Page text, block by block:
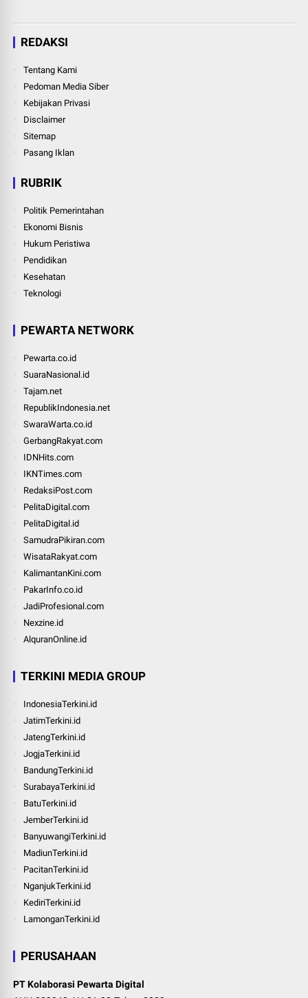
REDAKSI
Tentang Kami
Pedoman Media Siber
Kebijakan Privasi
Disclaimer
Sitemap
Pasang Iklan
RUBRIK
Politik Pemerintahan
Ekonomi Bisnis
Hukum Peristiwa
Pendidikan
Kesehatan
Teknologi
PEWARTA NETWORK
Pewarta.co.id
SuaraNasional.id
Tajam.net
RepublikIndonesia.net
SwaraWarta.co.id
GerbangRakyat.com
IDNHits.com
IKNTimes.com
RedaksiPost.com
PelitaDigital.com
PelitaDigital.id
SamudraPikiran.com
WisataRakyat.com
KalimantanKini.com
PakarInfo.co.id
JadiProfesional.com
Nexzine.id
AlquranOnline.id
TERKINI MEDIA GROUP
IndonesiaTerkini.id
JatimTerkini.id
JatengTerkini.id
JogjaTerkini.id
BandungTerkini.id
SurabayaTerkini.id
BatuTerkini.id
JemberTerkini.id
BanyuwangiTerkini.id
MadiunTerkini.id
PacitanTerkini.id
NganjukTerkini.id
KediriTerkini.id
LamonganTerkini.id
PERUSAHAAN
PT Kolaborasi Pewarta Digital